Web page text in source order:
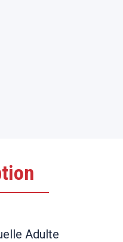
Adulte